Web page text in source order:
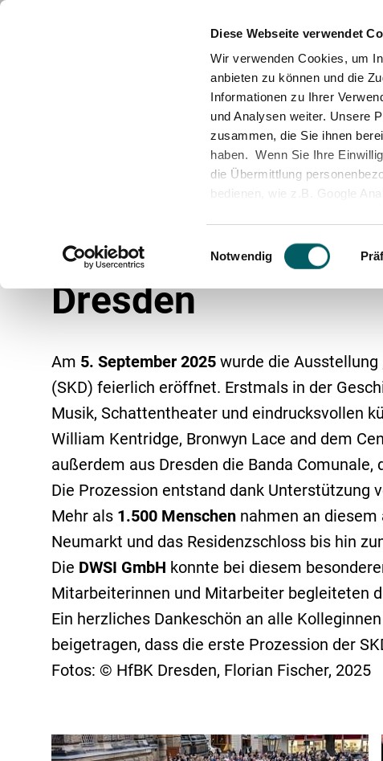
Diese Webseite verwendet
Wir verwenden Cookies, um
anbieten zu können und die
Informationen zu Ihrer
und Analysen weiter. Unsere
zusammen, die Sie ihnen
haben. Wenn Sie Ihre
die Übermittlung
bedienen, wie z.B. Google
Shield 2.0 -
https://
europäischen Datenschutz.
Seite (weiß auf grünem
Datenschutzerklärung und
Folgende Kategorien von
Einwilligungsauswahl
Notwendig
Partner & Abteilungen
Hafensicherheit gem. ISPS-Code
Museale Sicherheit
Objekt- & Werkschutz
Rezeptionsdienst
Sicherheit für die Luftfahrt
Sicherheit für KRITIS
Shopguards
Tor- & Empfangsdienst
Technische
Digitaler
Drohnen
KWS Video
Notruf- &
Qualität
Grundsatzerklärung (LkSG)
und LkSG)
Ausbildung
DWSI unterstützt
Dresden
Am 5. September 2025 wurde die Ausstellung
(SKD) feierlich eröffnet. Erstmals in der
Musik, Schattentheater und eindrucksvollen
William Kentridge, Bronwyn Lace and dem
außerdem aus Dresden die Banda
Die Prozession entstand dank Unterstützung
Mehr als 1.500 Menschen nahmen an
Neumarkt und das Residenzschloss bis hin
Die DWSI GmbH konnte bei diesem
Mitarbeiterinnen und Mitarbeiter begleiteten
Ein herzliches Dankeschön an alle
beigetragen, dass die erste Prozession der
Fotos: © HfBK Dresden, Florian Fischer, 2025